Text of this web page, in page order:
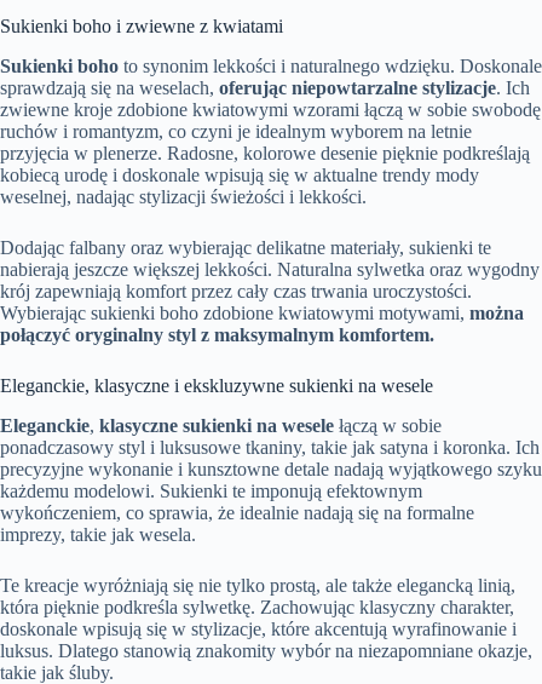
Sukienki boho i zwiewne z kwiatami
Sukienki boho to synonim lekkości i naturalnego wdzięku. Doskonale
sprawdzają się na weselach, oferując niepowtarzalne stylizacje. Ich
zwiewne kroje zdobione kwiatowymi wzorami łączą w sobie swobodę
ruchów i romantyzm, co czyni je idealnym wyborem na letnie
przyjęcia w plenerze. Radosne, kolorowe desenie pięknie podkreślają
kobiecą urodę i doskonale wpisują się w aktualne trendy mody
weselnej, nadając stylizacji świeżości i lekkości.
Dodając falbany oraz wybierając delikatne materiały, sukienki te
nabierają jeszcze większej lekkości. Naturalna sylwetka oraz wygodny
krój zapewniają komfort przez cały czas trwania uroczystości.
Wybierając sukienki boho zdobione kwiatowymi motywami, można
połączyć oryginalny styl z maksymalnym komfortem.
Eleganckie, klasyczne i ekskluzywne sukienki na wesele
Eleganckie, klasyczne sukienki na wesele łączą w sobie
ponadczasowy styl i luksusowe tkaniny, takie jak satyna i koronka. Ich
precyzyjne wykonanie i kunsztowne detale nadają wyjątkowego szyku
każdemu modelowi. Sukienki te imponują efektownym
wykończeniem, co sprawia, że idealnie nadają się na formalne
imprezy, takie jak wesela.
Te kreacje wyróżniają się nie tylko prostą, ale także elegancką linią,
która pięknie podkreśla sylwetkę. Zachowując klasyczny charakter,
doskonale wpisują się w stylizacje, które akcentują wyrafinowanie i
luksus. Dlatego stanowią znakomity wybór na niezapomniane okazje,
takie jak śluby.